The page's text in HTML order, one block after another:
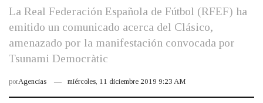
La Real Federación Española de Fútbol (RFEF) ha
emitido un comunicado acerca del Clásico,
amenazado por la manifestación convocada por
Tsunami Democràtic
porAgencias miércoles, 11 diciembre 2019 9:23 AM